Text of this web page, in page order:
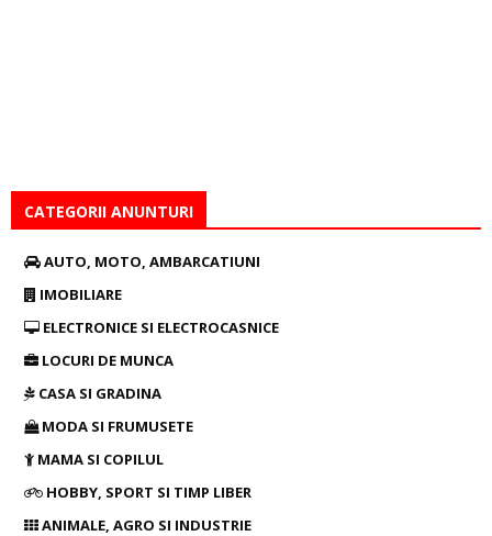
CATEGORII ANUNTURI
AUTO, MOTO, AMBARCATIUNI
IMOBILIARE
ELECTRONICE SI ELECTROCASNICE
LOCURI DE MUNCA
CASA SI GRADINA
MODA SI FRUMUSETE
MAMA SI COPILUL
HOBBY, SPORT SI TIMP LIBER
ANIMALE, AGRO SI INDUSTRIE